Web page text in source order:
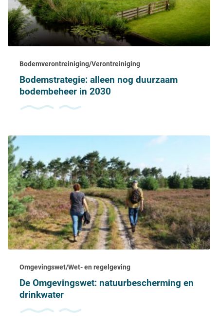
Bodemverontreiniging/Verontreiniging
Bodemstrategie: alleen nog duurzaam
bodembeheer in 2030
Omgevingswet/Wet- en regelgeving
De Omgevingswet: natuurbescherming en
drinkwater